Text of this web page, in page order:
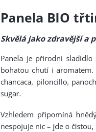
Panela BIO
Skvělá jako zdravější a
Panela je přírodní
bohatou chutí i
chancaca, piloncillo,
sugar.
Vzhledem připomíná
nespojuje nic – jde o